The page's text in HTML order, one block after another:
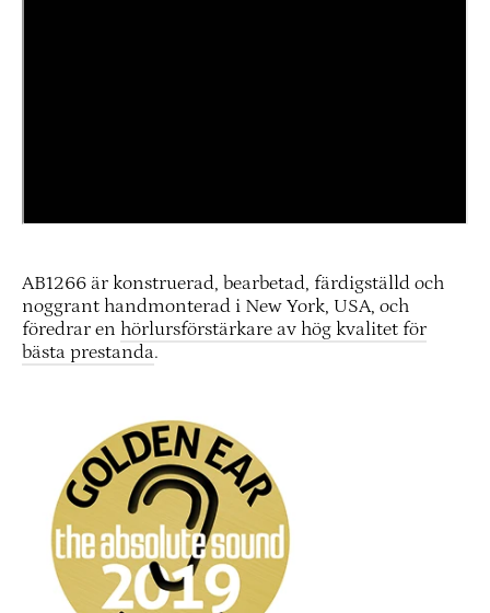
AB1266 är konstruerad, bearbetad, färdigställd och
noggrant handmonterad i New York, USA, och
föredrar en hörlursförstärkare av hög kvalitet för
bästa prestanda.